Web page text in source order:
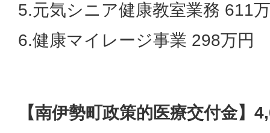
5.元気シニア健康教室業務 611
6.健康マイレージ事業 298万円
【南伊勢町政策的医療交付金】